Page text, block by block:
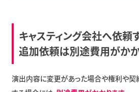
キャスティング会社へ依頼
追加依頼は別途費用がか
演出内容に変更があった場合や権利や